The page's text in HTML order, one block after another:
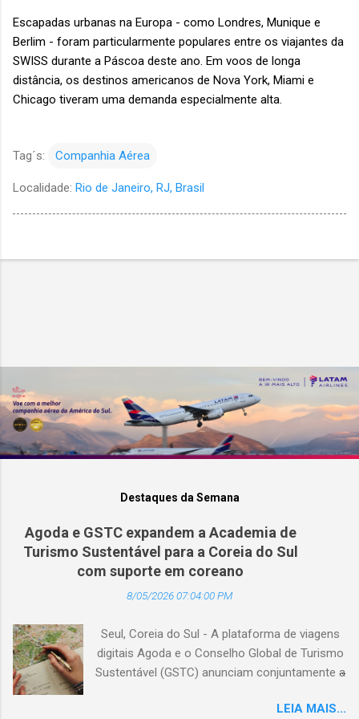
Escapadas urbanas na Europa - como Londres, Munique e
Berlim - foram particularmente populares entre os viajantes da
SWISS durante a Páscoa deste ano. Em voos de longa
distância, os destinos americanos de Nova York, Miami e
Chicago tiveram uma demanda especialmente alta.
Tag´s: Companhia Aérea
Localidade: Rio de Janeiro, RJ, Brasil
Destaques da Semana
Agoda e GSTC expandem a Academia de
Turismo Sustentável para a Coreia do Sul
com suporte em coreano
8/05/2026 07:04:00 PM
Seul, Coreia do Sul - A plataforma de viagens
digitais Agoda e o Conselho Global de Turismo
Sustentável (GSTC) anunciam conjuntamente a
para a Coreia do Sul, com suporte completo
LEIA MAIS...